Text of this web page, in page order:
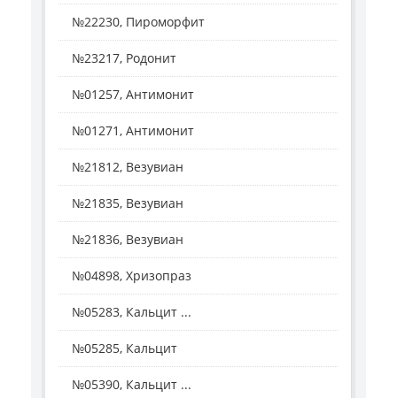
№22230, Пироморфит
№23217, Родонит
№01257, Антимонит
№01271, Антимонит
№21812, Везувиан
№21835, Везувиан
№21836, Везувиан
№04898, Хризопраз
№05283, Кальцит ...
№05285, Кальцит
№05390, Кальцит ...